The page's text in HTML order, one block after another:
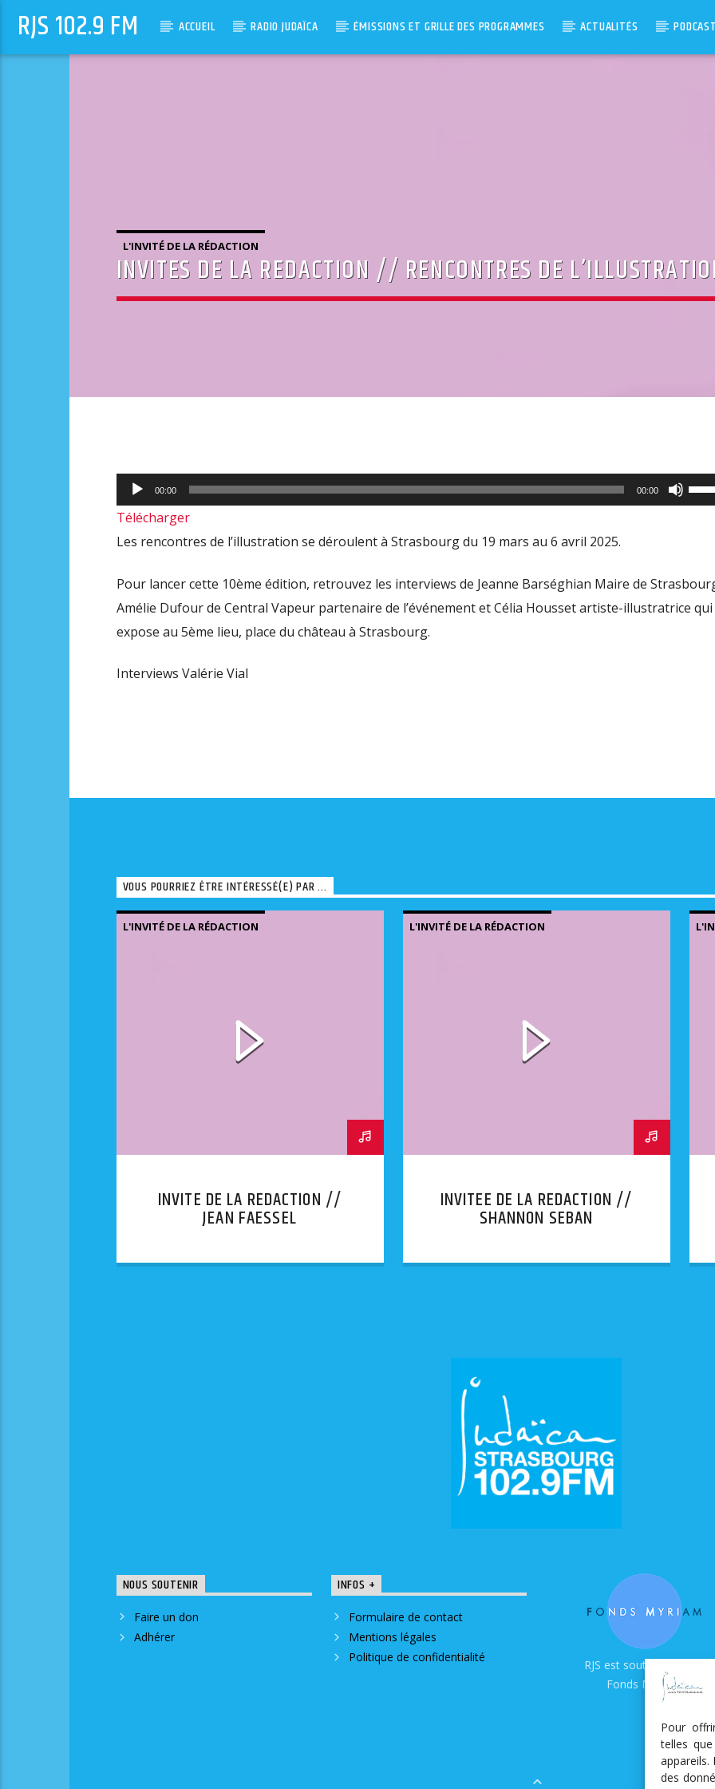
Pour
telles
des
RJS 102.9 FM ACCUEIL RADIO JUDAÏCA ÉMISSIONS ET GRILLE DES PROGRAMMES ACTUALITÉS
L'INVITÉ DE LA RÉDACTION
INVITES DE LA REDACTION // RENCONTRES DE
Lecteur
audio
00:00 00:00
les
pour
Télécharger
Les rencontres de l’illustration se déroulent à Strasbourg du 19 mars au 6 avril 2025.
Pour lancer cette 10ème édition, retrouvez les interviews de Jeanne Barséghian Maire de
Amélie Dufour de Central Vapeur partenaire de l’événement et Célia Housset artiste-illustratrice qui
expose au 5ème lieu, place du château à Strasbourg.
Interviews Valérie Vial
VOUS POURRIEZ ÊTRE INTÉRESSÉ(E) PAR ...
L'INVITÉ DE LA RÉDACTION
INVITE DE LA REDACTION //
JEAN FAESSEL
L'INVITÉ DE LA RÉDACTION
INVITEE DE LA REDACTION //
SHANNON SEBAN
NOUS SOUTENIR
Faire un don
Adhérer
INFOS +
Formulaire de contact
Mentions légales
Politique de confidentialité
RJS est soutenue par le
Fonds Myriam